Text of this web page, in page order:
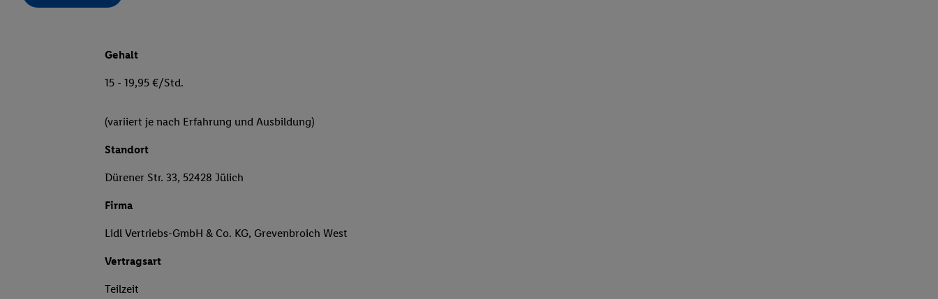
Gehalt
15 - 19,95 €/Std.
(variiert je nach Erfahrung und Ausbildung)
Standort
Dürener Str. 33, 52428 Jülich
Firma
Lidl Vertriebs-GmbH & Co. KG, Grevenbroich West
Vertragsart
Teilzeit